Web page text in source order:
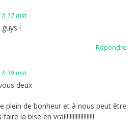
h 17 min
!
Répondre
h 39 min
deux
plein de bonheur et à nous peut être
la bise en vrai!!!!!!!!!!!!!!!!!!!